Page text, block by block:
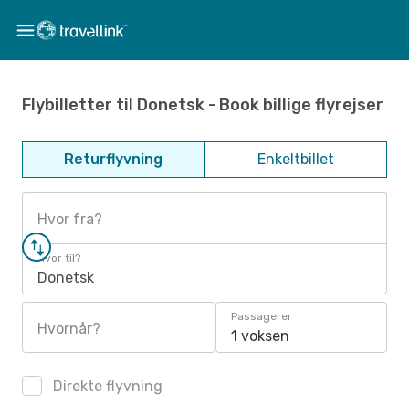
Flybilletter til Donetsk - Book billige flyrejser
Returflyvning Enkeltbillet
Hvor fra?
Hvor til?
Donetsk
Hvornår?
Passagerer
1 voksen
Direkte flyvning